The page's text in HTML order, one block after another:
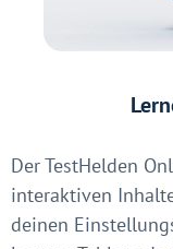
Der TestHelden
interaktiven
deinen